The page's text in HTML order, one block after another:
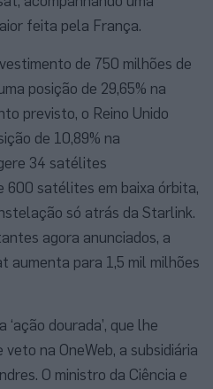
feita pela França.
de 750 milhões de
posição de 29,65% na
previsto, o Reino Unido
de 10,89% na
34 satélites
600 satélites em baixa órbita,
só atrás da Starlink.
agora anunciados, a
aumenta para 1,5 mil milhões
‘ação dourada’, que lhe
na OneWeb, a subsidiária
O ministro da Ciência e